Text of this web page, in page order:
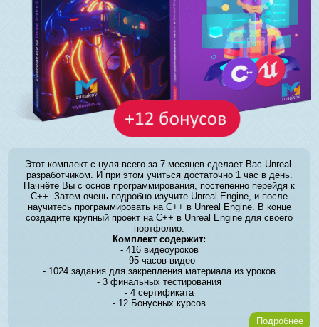
Этот комплект с нуля всего за 7 месяцев сделает Вас Unreal-
разработчиком. И при этом учиться достаточно 1 час в день.
Начнёте Вы с основ программирования, постепенно перейдя к
C++. Затем очень подробно изучите Unreal Engine, и после
научитесь программировать на C++ в Unreal Engine. В конце
создадите крупный проект на C++ в Unreal Engine для своего
портфолио.
Комплект содержит:
- 416 видеоуроков
- 95 часов видео
- 1024 задания для закрепления материала из уроков
- 3 финальных тестирования
- 4 сертификата
- 12 Бонусных курсов
Подробнее